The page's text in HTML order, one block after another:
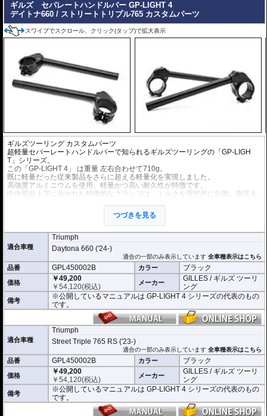
ギルズ セパレートハンドルバー GP-LIGHT 4
デイトナ660 / ストリートトリプル765 カスタムパーツ
スワイプでスクロール、クリック(タップ)で拡大表示
ギルズツーリング カスタムパーツ
超軽量セパーレートハンドルバーで知られるギルズツーリングの「GP-LIGH
T」シリーズ。
この「GP-LIGHT 4」 は重量 左右合わせて710g。
既に軽量だった従来製品をさらに超える軽量化を実現しました。
高強度アルミニウムを使用。軽量かつ高い耐久性が特徴です。
中央部分上下に分かれた特徴的なクランプは、トルクを理想的に分散。面圧を
ハンドルバーが滑ったりぐらついたりすることなく、ハードな走行時でも安心
してライディングに集中できます。
クランプとバーチューブは分離タイプを採用。クラッシュ時のフォークへのダ
メージを防ぎます。
フロントフォーク取りつけ部 直径 : 50mm
に適合
つづきを見る
適合車種
Triumph
Daytona 660 ('24-)
適合の一部のみ表示しています全車種表示はこちら
品番 GPL450002B カラー ブラック
価格
￥49,200
￥54,120(税込) メーカー
GILLES / ギルズ ツーリ
ング
備考
※公開しているマニュアルは GP-LIGHT 4 シリーズの代表のもの
です。
適合車種
Triumph
Street Triple 765 RS ('23-)
適合の一部のみ表示しています全車種表示はこちら
品番 GPL450002B カラー ブラック
価格
￥49,200
￥54,120(税込) メーカー
GILLES / ギルズ ツーリ
ング
備考
※公開しているマニュアルは GP-LIGHT 4 シリーズの代表のもの
です。